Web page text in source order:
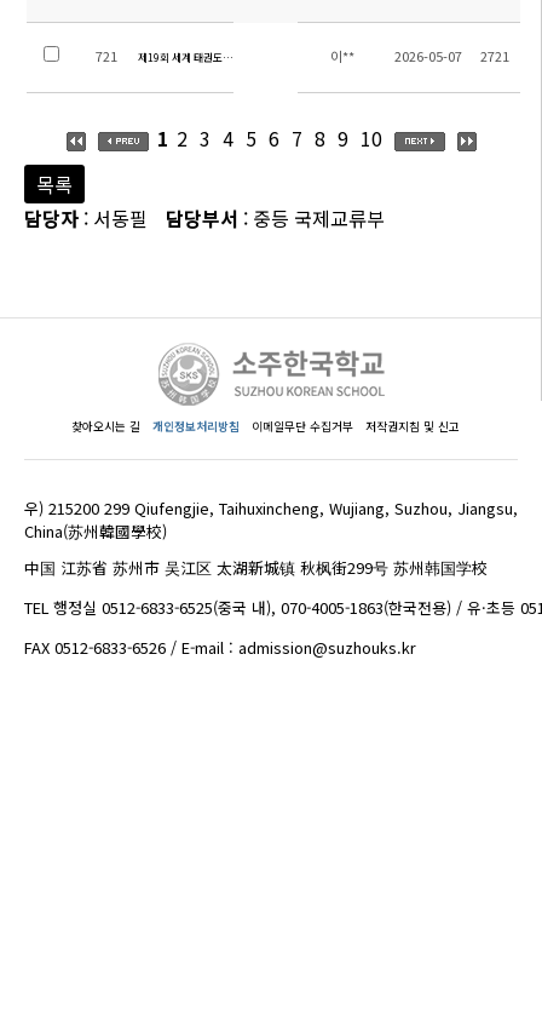
721 제19회 세계 태권도 문화엑스포 대회 안내 이** 2026-05-07 2721
1 2 3 4 5 6 7 8 9 10
목록
담당자 : 서동필 담당부서 : 중등 국제교류부
찾아오시는 길 개인정보처리방침 이메일무단 수집거부 저작권지침 및 신고
우) 215200 299 Qiufengjie, Taihuxincheng, Wujiang, Suzhou, Jiangsu,
China(苏州韓國學校)
中国 江苏省 苏州市 吴江区 太湖新城镇 秋枫街299号 苏州韩国学校
TEL 행정실 0512-6833-6525(중국 내), 070-4005-1863(한국전용) / 유·초등
FAX 0512-6833-6526 / E-mail : admission@suzhouks.kr